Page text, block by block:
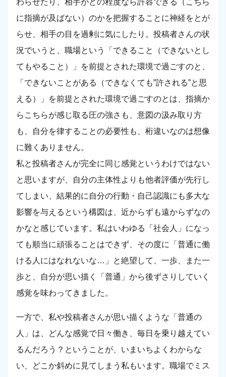
わらせたり、相手がどの程度なら許容できる（こちら
に指摘が及ばない）のかを把握することに神経をとが
らせ、相手の目を過剰に気にしたり。投稿者さんの状
況でいうと、職場という「できること（できないとし
てもやること）」を前提とされた環境で過ごすのと、
「できないことがある（できなくても”許される”と思
える）」を前提とされた環境で過ごすのとは、指摘か
らこちらが感じ取る圧の強さも、意図の汲み取り方
も、自分を律することの必要性も、桁違いなのは想像
に難くありません。
私と投稿者さんが完全に同じ感覚というわけではない
と思いますが、自分の主体性よりも他者評価が先行し
てしまい、結果的に自分の行動・自己認識にも多大な
影響を与えるという構図は、近からずも遠からずなの
かなと感じています。私はいわゆる「社会人」になっ
ても順当に頑張ることはできず、その度に「普通に働
ける人にはなれないな…」と絶望して、一歩、また一
歩と、自分が思い描く「普通」から後ずさりしていく
感覚を味わってきました。
一方で、私や投稿者さんが思い描くような「普通の
人」は、どんな感覚で日々働き、毎日を乗り越えてい
るんだろう？ということが、いまいちよくわからな
い、どこか斜めに見てしまう私もいます。職場でミス